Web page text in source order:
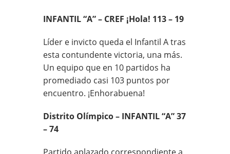
INFANTIL “A” – CREF ¡Hola! 113 – 19
Líder e invicto queda el Infantil A tras
esta contundente victoria, una más.
Un equipo que en 10 partidos ha
promediado casi 103 puntos por
encuentro. ¡Enhorabuena!
Distrito Olímpico – INFANTIL “A” 37
– 74